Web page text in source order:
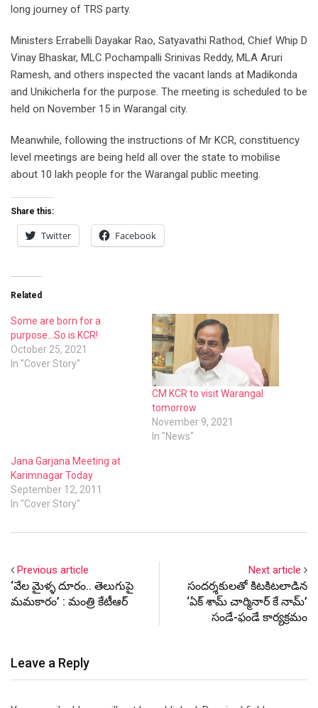
long journey of TRS party.
Ministers Errabelli Dayakar Rao, Satyavathi Rathod, Chief Whip D
Vinay Bhaskar, MLC Pochampalli Srinivas Reddy, MLA Aruri
Ramesh, and others inspected the vacant lands at Madikonda
and Unikicherla for the purpose. The meeting is scheduled to be
held on November 15 in Warangal city.
Meanwhile, following the instructions of Mr KCR, constituency
level meetings are being held all over the state to mobilise
about 10 lakh people for the Warangal public meeting.
Share this:
Twitter Facebook
Related
Some are born for a
purpose…So is KCR!
October 25, 2021
In "Cover Story"
CM KCR to visit Warangal
tomorrow
November 9, 2021
In "News"
Jana Garjana Meeting at
Karimnagar Today
September 12, 2011
In "Cover Story"
Previous article
‘వేల మైళ్ళ దూరం.. తెలుగుపై
మమకారం’ : మంత్రి కేటీఆర్
Next article
సందర్శకులతో కిటకిటలాడిన
‘ఏక్ శామ్ చార్మినార్ కే నామ్’
సండే-ఫండే కార్యక్రమం
Leave a Reply